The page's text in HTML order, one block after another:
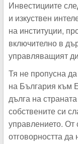
Инвестициите
и изкуствен
на институции,
включително в
управляващият
Тя не пропусна
на България към
дълга на
собствените си
управлението. От
отговорността